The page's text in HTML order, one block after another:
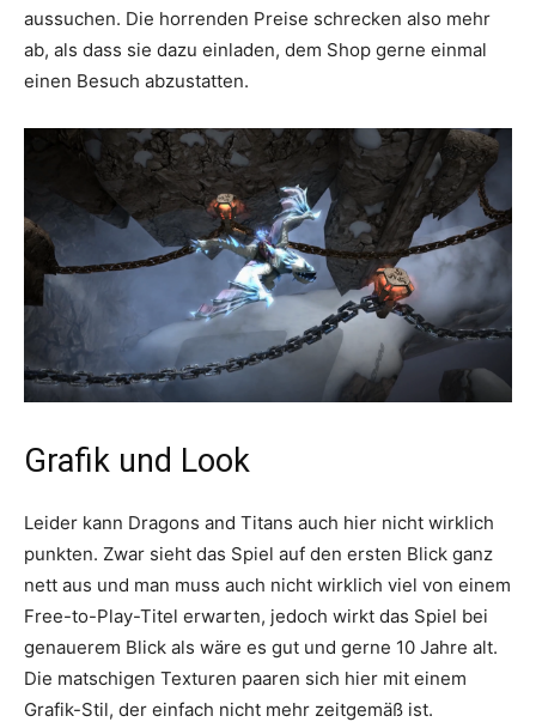
aussuchen. Die horrenden Preise schrecken also mehr
ab, als dass sie dazu einladen, dem Shop gerne einmal
einen Besuch abzustatten.
Grafik und Look
Leider kann Dragons and Titans auch hier nicht wirklich
punkten. Zwar sieht das Spiel auf den ersten Blick ganz
nett aus und man muss auch nicht wirklich viel von einem
Free-to-Play-Titel erwarten, jedoch wirkt das Spiel bei
genauerem Blick als wäre es gut und gerne 10 Jahre alt.
Die matschigen Texturen paaren sich hier mit einem
Grafik-Stil, der einfach nicht mehr zeitgemäß ist.